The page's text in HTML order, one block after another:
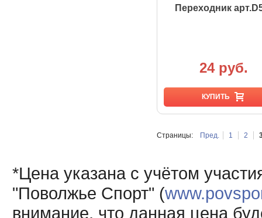
Переходник
24 руб.
КУПИТЬ
Страницы: Пред. 1 2
*Цена указана с учётом
"Поволжье Спорт" (
внимание, что данная цена